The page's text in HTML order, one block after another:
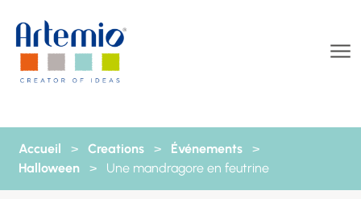
Accueil > Creations > Événements
>
Halloween
> Une mandragore en feutrine